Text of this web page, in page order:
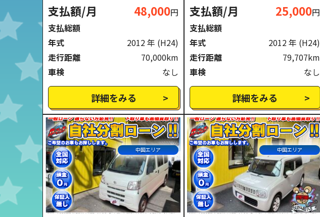
支払額/月 48,000円
支払総額
年式
2012 年 (H24)
走行距離
70,000km
車検
なし
詳細をみる
支払額/月 25,000円
支払総額
年式
2012 年 (H24)
走行距離
79,707km
車検
なし
詳細をみる
中国エリア 中国エリア